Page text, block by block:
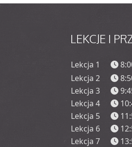
LEKCJE I
Lekcja 1
Lekcja 2
Lekcja 3
Lekcja 4
Lekcja 5
Lekcja 6
Lekcja 7